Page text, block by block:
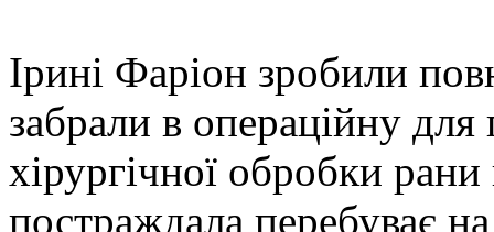
Ірині Фаріон зробили
забрали в операційну
хірургічної обробки
постраждала перебуває